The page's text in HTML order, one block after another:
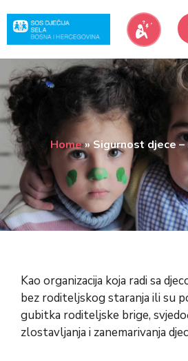
content
Home»Sigurnost djece –
Kao organizacija koja radi sa
bez roditeljskog staranja ili su
gubitka roditeljske brige,
zlostavljanja i zanemarivanja